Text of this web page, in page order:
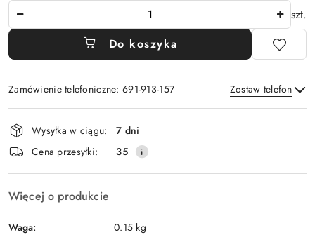
szt.
Do koszyka
Zamówienie telefoniczne: 691-913-157 Zostaw telefon
Wyślij
Dostępność
i
dostawa
Wysyłka w ciągu:
7 dni
Cena przesyłki:
35
Więcej o produkcie
Waga: 0.15 kg